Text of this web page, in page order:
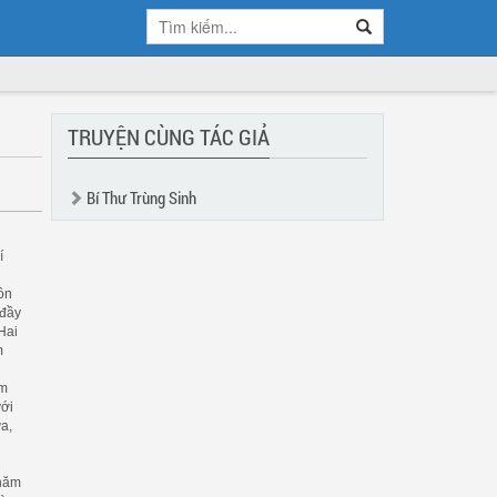
TRUYỆN CÙNG TÁC GIẢ
Bí Thư Trùng Sinh